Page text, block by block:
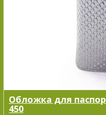
Обложка для
450